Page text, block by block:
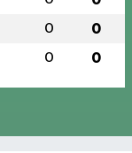
0 0
0 0